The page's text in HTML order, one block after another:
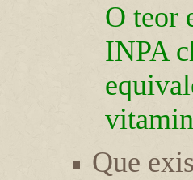
O teor
INPA
Que